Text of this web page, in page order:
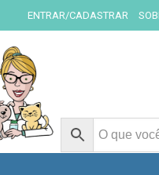
ENTRAR/CADASTRAR